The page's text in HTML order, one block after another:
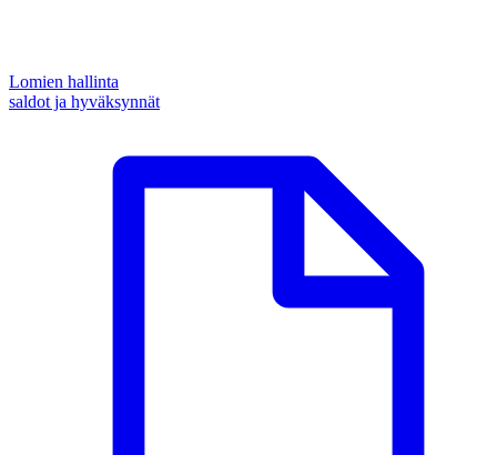
Lomien hallinta
saldot ja hyväksynnät